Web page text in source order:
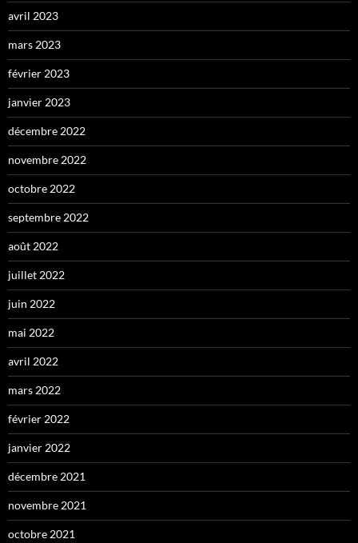
avril 2023
mars 2023
février 2023
janvier 2023
décembre 2022
novembre 2022
octobre 2022
septembre 2022
août 2022
juillet 2022
juin 2022
mai 2022
avril 2022
mars 2022
février 2022
janvier 2022
décembre 2021
novembre 2021
octobre 2021